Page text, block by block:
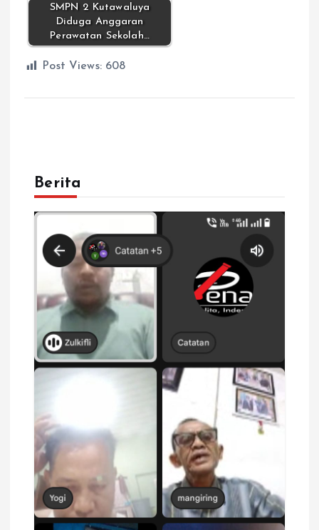
SMPN 2 Kutawaluya
Diduga Anggaran
Perawatan Sekolah…
Post Views: 608
Berita